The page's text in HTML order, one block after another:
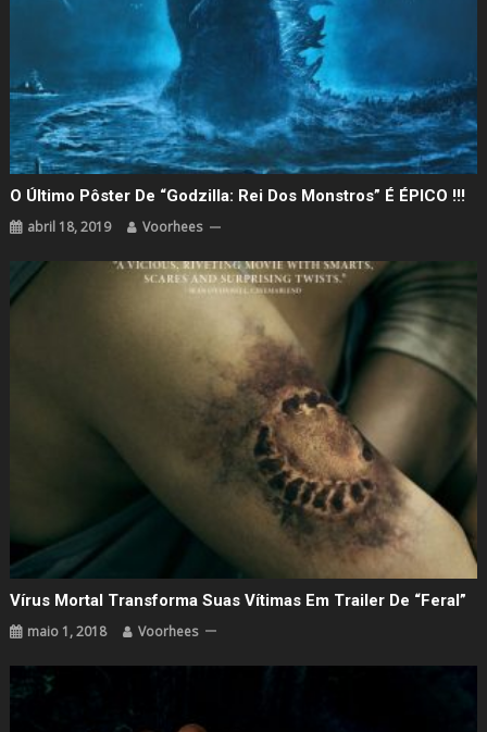
O Último Pôster De “Godzilla: Rei Dos Monstros” É ÉPICO !!!
abril 18, 2019 Voorhees
Vírus Mortal Transforma Suas Vítimas Em Trailer De “Feral”
maio 1, 2018 Voorhees